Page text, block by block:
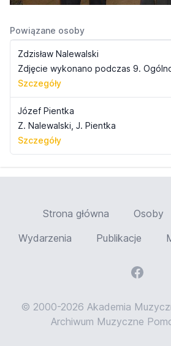
Powiązane osoby
Zdzisław Nalewalski
Szczegóły
Józef Pientka
Z. Nalewalski, J. Pientka
Szczegóły
Strona główna Osoby
Wydarzenia
Publikacje
© 2000-2026 Akademia
Archiwum Muzyczne